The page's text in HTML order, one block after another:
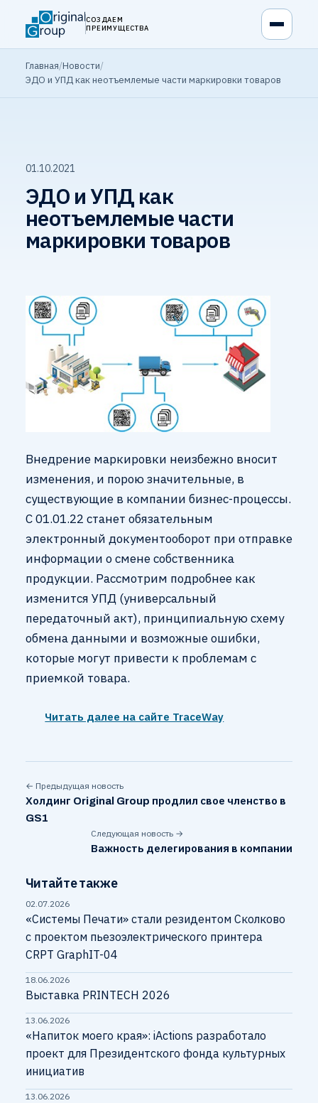
СОЗДАЕМ
ПРЕИМУЩЕСТВА
Главная/Новости/
ЭДО и УПД как неотъемлемые части маркировки товаров
01.10.2021
ЭДО и УПД как
неотъемлемые части
маркировки товаров
Внедрение маркировки неизбежно вносит
изменения, и порою значительные, в
существующие в компании бизнес-процессы.
С 01.01.22 станет обязательным
электронный документооборот при отправке
информации о смене собственника
продукции. Рассмотрим подробнее как
изменится УПД (универсальный
передаточный акт), принципиальную схему
обмена данными и возможные ошибки,
которые могут привести к проблемам с
приемкой товара.
Читать далее на сайте TraceWay
← Предыдущая новость
Холдинг Original Group продлил свое членство в
GS1
Следующая новость →
Важность делегирования в компании
Читайте также
02.07.2026
«Системы Печати» стали резидентом Сколково
с проектом пьезоэлектрического принтера
CRPT GraphIT-04
18.06.2026
Выставка PRINTECH 2026
13.06.2026
«Напиток моего края»: iActions разработало
проект для Президентского фонда культурных
инициатив
13.06.2026